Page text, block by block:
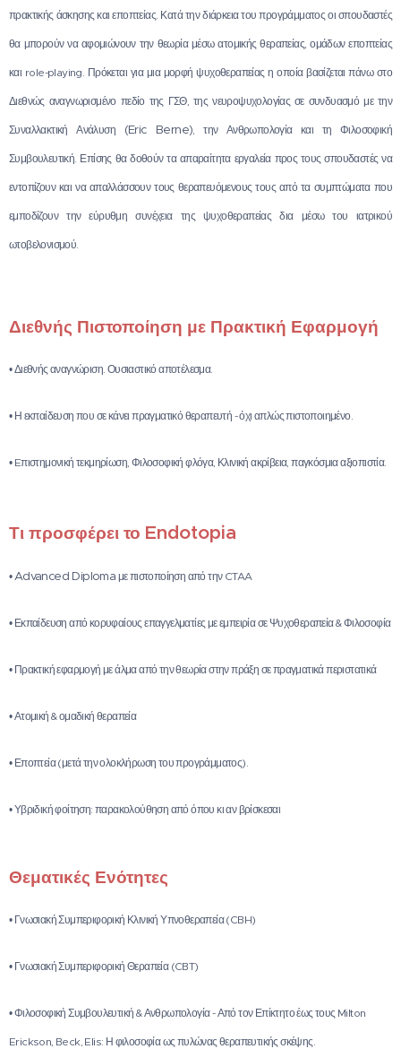
πρακτικής άσκησης και εποπτείας. Κατά την διάρκεια του προγράμματος οι σπουδαστές
θα μπορούν να αφομιώνουν την θεωρία μέσω ατομικής θεραπείας, ομάδων εποπτείας
και role-playing. Πρόκεται για μια μορφή ψυχοθεραπείας η οποία βασίζεται πάνω στο
Διεθνώς αναγνωρισμένο πεδίο της ΓΣΘ, της νευροψυχολογίας σε συνδυασμό με την
Συναλλακτική Ανάλυση (Eric Berne), την Ανθρωπολογία και τη Φιλοσοφική
Συμβουλευτική. Επίσης θα δοθούν τα απαραίτητα εργαλεία προς τους σπουδαστές να
εντοπίζουν και να απαλλάσσουν τους θεραπευόμενους τους από τα συμπτώματα που
εμποδίζουν την εύρυθμη συνέχεια της ψυχοθεραπείας δια μέσω του ιατρικού
ωτοβελονισμού.
Διεθνής Πιστοποίηση με Πρακτική Εφαρμογή
• Διεθνής αναγνώριση. Ουσιαστικό αποτέλεσμα.
• Η εκπαίδευση που σε κάνει πραγματικό θεραπευτή - όχι απλώς πιστοποιημένο.
• Eπιστημονική τεκμηρίωση, Φιλοσοφική φλόγα, Κλινική ακρίβεια, παγκόσμια αξιοπιστία.
Τι προσφέρει το Endotopia
•Advanced Diploma με πιστοποίηση από την CTAA
• Εκπαίδευση από κορυφαίους επαγγελματίες με εμπειρία σε Ψυχοθεραπεία & Φιλοσοφία
• Πρακτική εφαρμογή με άλμα από την θεωρία στην πράξη σε πραγματικά περιστατικά
• Ατομική & ομαδική θεραπεία
• Εποπτεία (μετά την ολοκλήρωση του προγράμματος).
• Υβριδική φοίτηση: παρακολούθηση από όπου κι αν βρίσκεσαι
Θεματικές Ενότητες
• Γνωσιακή Συμπεριφορική Κλινική Υπνοθεραπεία (CBH)
• Γνωσιακή Συμπεριφορική Θεραπεία (CBT)
• Φιλοσοφική Συμβουλευτική & Ανθρωπολογία - Από τον Επίκτητο έως τους Milton
Erickson, Beck, Elis: Η φιλοσοφία ως πυλώνας θεραπευτικής σκέψης.